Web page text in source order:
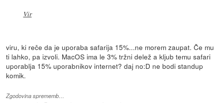
Vir
viru, ki reče da je uporaba safarija 15%...ne morem zaupat. Če mu
ti lahko, pa izvoli. MacOS ima le 3% tržni delež a kljub temu safari
uporablja 15% uporabnikov internet? daj no:D ne bodi standup
komik.
Zgodovina sprememb…